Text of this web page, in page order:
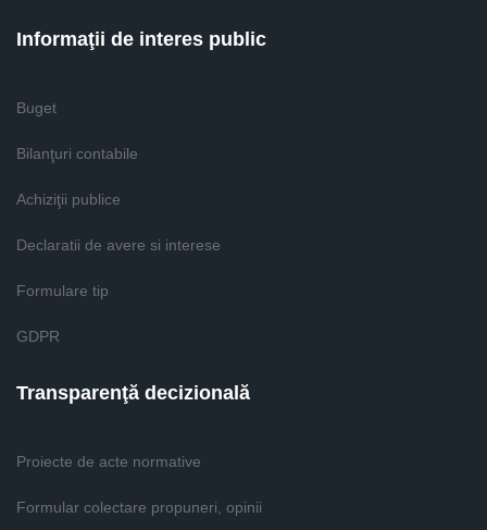
Informaţii de interes public
Buget
Bilanţuri contabile
Achiziţii publice
Declaratii de avere si interese
Formulare tip
GDPR
Transparenţă decizională
Proiecte de acte normative
Formular colectare propuneri, opinii